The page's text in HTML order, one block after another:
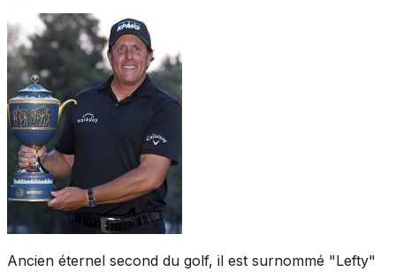
Ancien éternel second du golf, il est surnommé "Lefty"